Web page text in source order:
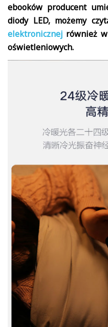
ebooków producent
diody LED, możemy
elektronicznej również
oświetleniowych.